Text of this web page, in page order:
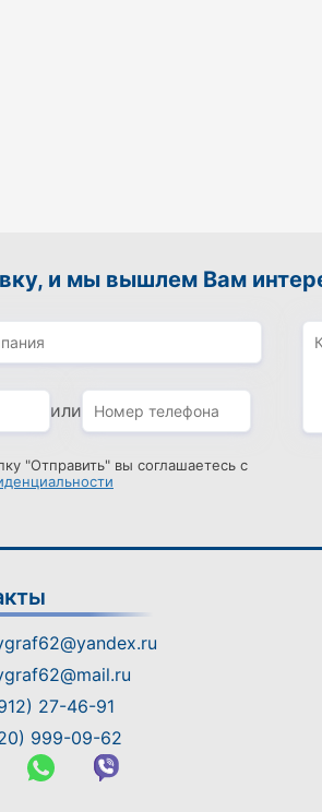
и мы вышлем Вам
или
"Отправить" вы соглашаетесь с
27-46-91
999-09-62